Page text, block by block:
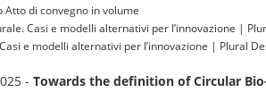
Atto di convegno in volume
Casi e modelli alternativi per l’innovazione |
e modelli alternativi per l’innovazione | Plural
- Towards the definition of Circular